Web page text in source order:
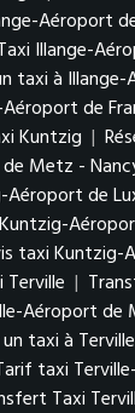
Aéroport
Illange-
taxi à
de
Kuntzig |
Metz -
Aéroport de
taxi Kuntzig-
Terville |
Aéroport de
taxi à
taxi
Taxi